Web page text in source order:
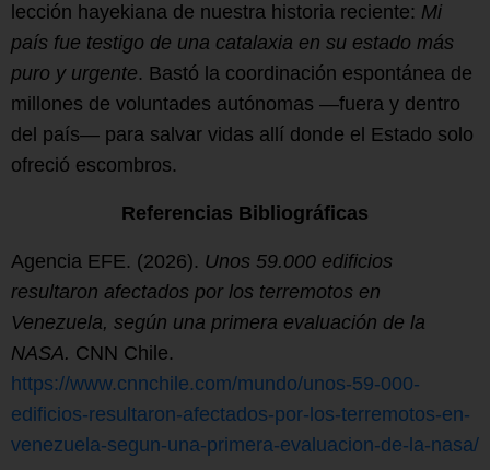
lección hayekiana de nuestra historia reciente: Mi
país fue testigo de una catalaxia en su estado más
puro y urgente. Bastó la coordinación espontánea de
millones de voluntades autónomas —fuera y dentro
del país— para salvar vidas allí donde el Estado solo
ofreció escombros.
Referencias Bibliográficas
Agencia EFE. (2026). Unos 59.000 edificios
resultaron afectados por los terremotos en
Venezuela, según una primera evaluación de la
NASA. CNN Chile.
https://www.cnnchile.com/mundo/unos-59-000-
edificios-resultaron-afectados-por-los-terremotos-en-
venezuela-segun-una-primera-evaluacion-de-la-nasa/